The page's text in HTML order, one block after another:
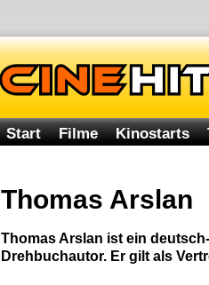
Start Filme Kinostarts
Thomas Arslan
Thomas Arslan ist ein
Drehbuchautor. Er gilt als